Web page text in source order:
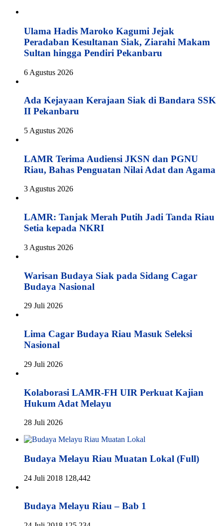
Ulama Hadis Maroko Kagumi Jejak
Peradaban Kesultanan Siak, Ziarahi Makam
Sultan hingga Pendiri Pekanbaru
6 Agustus 2026
Ada Kejayaan Kerajaan Siak di Bandara SSK
II Pekanbaru
5 Agustus 2026
LAMR Terima Audiensi JKSN dan PGNU
Riau, Bahas Penguatan Nilai Adat dan Agama
3 Agustus 2026
LAMR: Tanjak Merah Putih Jadi Tanda Riau
Setia kepada NKRI
3 Agustus 2026
Warisan Budaya Siak pada Sidang Cagar
Budaya Nasional
29 Juli 2026
Lima Cagar Budaya Riau Masuk Seleksi
Nasional
29 Juli 2026
Kolaborasi LAMR-FH UIR Perkuat Kajian
Hukum Adat Melayu
28 Juli 2026
Budaya Melayu Riau Muatan Lokal (Full)
24 Juli 2018 128,442
Budaya Melayu Riau – Bab 1